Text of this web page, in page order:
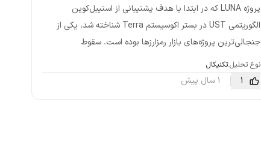
پروژه LUNA که در ابتدا با هدف پشتیبانی از استیبل‌کوین
الگوریتمی UST در بستر اکوسیستم Terra شناخته شد، یکی از
جنجالی‌ترین پروژه‌های بازار رمزارزها بوده است. سقوط
نوع تحلیل:تکنیکال
1 1 سال پیش